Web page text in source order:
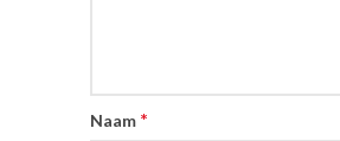
Naam *